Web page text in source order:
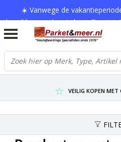
☀️ Vanwege de
bereikbaar en kan je bestelling tot
Bedankt voor
VERZENDKOSTEN €
SCHERPSTE PRIJZEN
VEILIG KOPEN MET